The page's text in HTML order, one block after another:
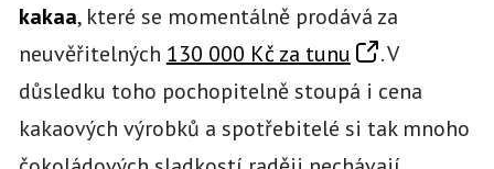
kakaa, které se momentálně prodává za
neuvěřitelných 130 000 Kč za tunu
. V
důsledku toho pochopitelně stoupá i cena
kakaových výrobků a spotřebitelé si tak mnoho